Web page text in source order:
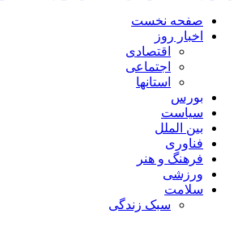
صفحه نخست
اخبار روز
اقتصادی
اجتماعی
استانها
بورس
سیاست
بین الملل
فناوری
فرهنگ و هنر
ورزشی
سلامت
سبک زندگی